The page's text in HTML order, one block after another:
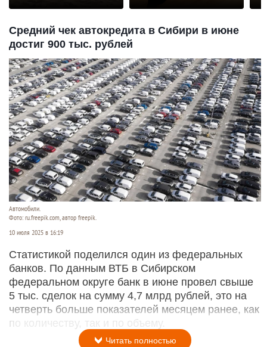
Средний чек автокредита в Сибири в июне
достиг 900 тыс. рублей
Автомобили.
Фото: ru.freepik.com, автор freepik.
10 июля 2025 в 16:19
Статистикой поделился один из федеральных
банков. По данным ВТБ в Сибирском
федеральном округе банк в июне провел свыше
5 тыс. сделок на сумму 4,7 млрд рублей, это на
четверть больше показателей месяцем ранее, как
по количеству, так и по объему.
Читать полностью